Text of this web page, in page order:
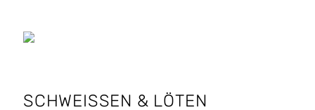
SCHWEISSEN & LÖTEN